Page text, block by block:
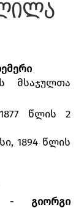
მსაჯულთა
წლის 2
1894 წლის
- გიორგი